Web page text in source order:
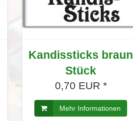
Kandissticks braun
Stück
0,70 EUR *
Mehr Informationen